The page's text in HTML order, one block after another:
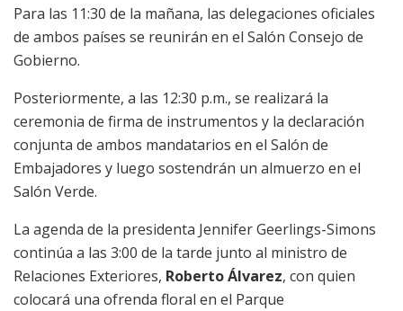
Para las 11:30 de la mañana, las delegaciones oficiales
de ambos países se reunirán en el Salón Consejo de
Gobierno.
Posteriormente, a las 12:30 p.m., se realizará la
ceremonia de firma de instrumentos y la declaración
conjunta de ambos mandatarios en el Salón de
Embajadores y luego sostendrán un almuerzo en el
Salón Verde.
La agenda de la presidenta Jennifer Geerlings-Simons
continúa a las 3:00 de la tarde junto al ministro de
Relaciones Exteriores, Roberto Álvarez, con quien
colocará una ofrenda floral en el Parque